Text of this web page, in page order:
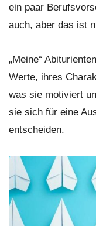
ein paar
auch, aber das ist
„Meine“ Abiturienten
Werte, ihres
was sie motiviert
sie sich für eine
entscheiden.